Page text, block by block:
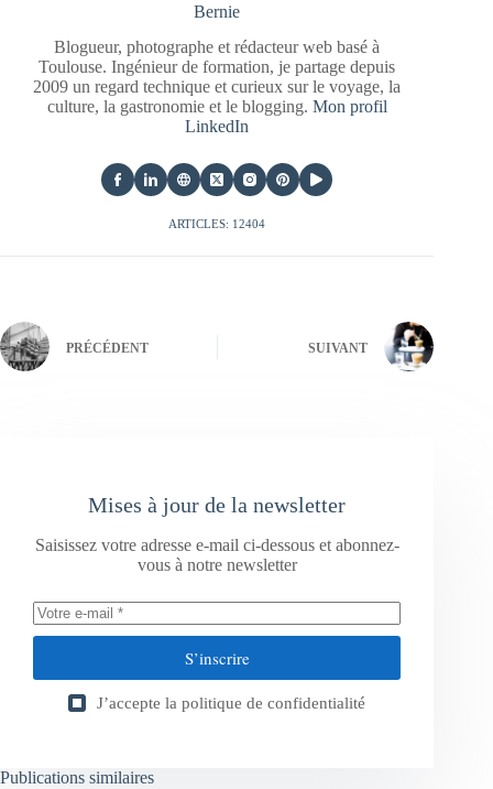
Bernie
Blogueur, photographe et rédacteur web basé à
Toulouse. Ingénieur de formation, je partage depuis
2009 un regard technique et curieux sur le voyage, la
culture, la gastronomie et le blogging. Mon profil
LinkedIn
ARTICLES: 12404
PRÉCÉDENT SUIVANT
Mises à jour de la newsletter
Saisissez votre adresse e-mail ci-dessous et abonnez-
vous à notre newsletter
S’inscrire
J’accepte la politique de confidentialité
Publications similaires